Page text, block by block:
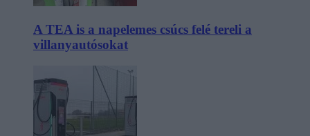
A TEA is a napelemes csúcs felé tereli a
villanyautósokat